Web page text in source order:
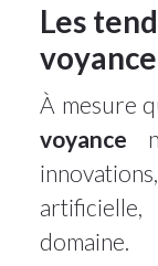
Les
voyance
À mesure
voyance